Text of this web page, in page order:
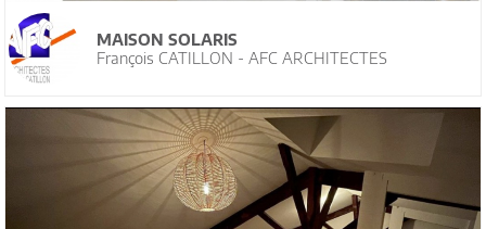
MAISON SOLARIS
François CATILLON - AFC ARCHITECTES